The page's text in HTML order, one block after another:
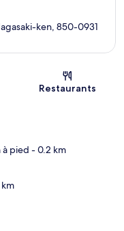
ken, 850-0931
Restaurants
à pied - 0.2 km